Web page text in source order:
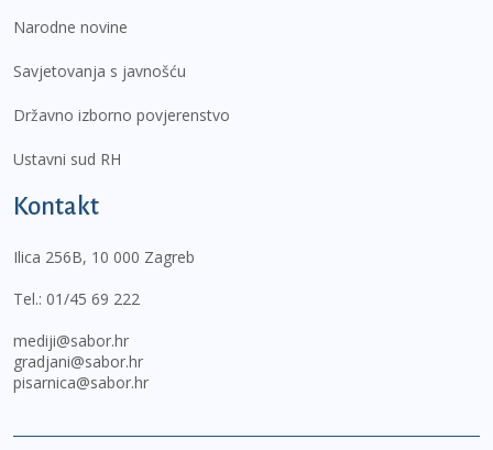
Narodne novine
Savjetovanja s javnošću
Državno izborno povjerenstvo
Ustavni sud RH
Kontakt
Ilica 256B, 10 000 Zagreb
Tel.: 01/45 69 222
mediji@sabor.hr
gradjani@sabor.hr
pisarnica@sabor.hr